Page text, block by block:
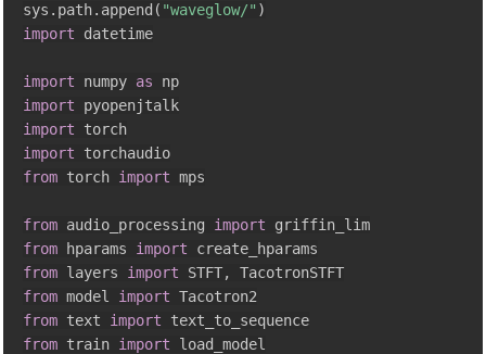
sys . path. append ( "waveglow/" )
import datetime
import numpy as
np
import
pyopenjtalk
import
torch
import
torchaudio
from torch import mps
from audio_processing import
griffin_lim
from hparams import
from layers import STFT,
TacotronSTFT
from model import
from text import
text_to_sequence
from train import load_model